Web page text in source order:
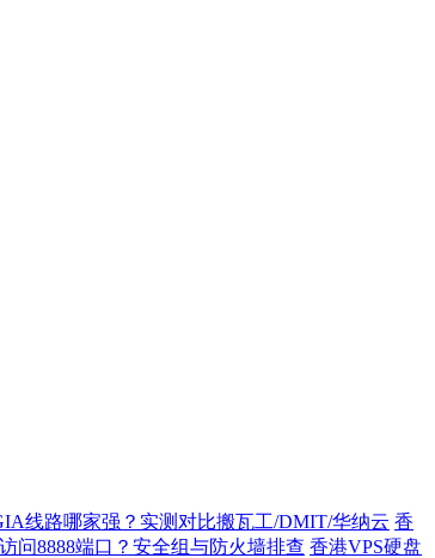
线路哪家强？实测对比搬瓦工/DMIT/华纳云 香
问8888端口？安全组与防火墙排查 香港VPS硬盘